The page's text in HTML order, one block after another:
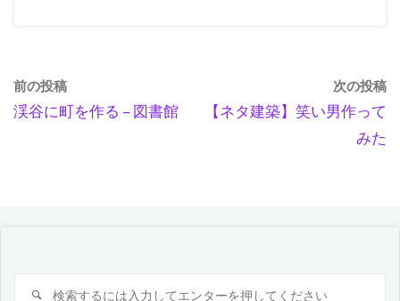
前の投稿
渓谷に町を作る – 図書館
次の投稿
【ネタ建築】笑い男作って
みた
検